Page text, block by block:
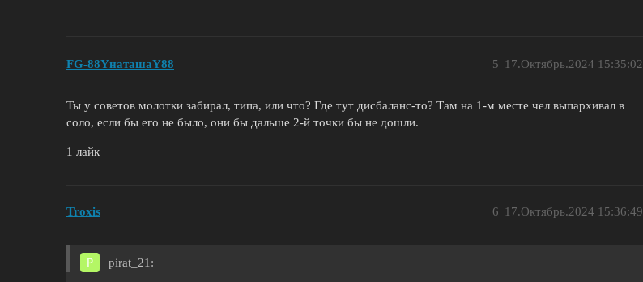
FG-88YнаташаY88 17.Октябрь.2024 15:35:02
5
Ты у советов молотки забирал, типа, или что? Где тут дисбаланс-то? Там на 1-м месте чел выпархивал в
соло, если бы его не было, они бы дальше 2-й точки бы не дошли.
1 лайк
Troxis 17.Октябрь.2024 15:36:49
6
pirat_21: